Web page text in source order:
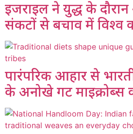
इजराइल ने युद्ध के
संकटों से बचाव में विश्व
पारंपरिक आहार से
के अनोखे गट माइक्रोब्स